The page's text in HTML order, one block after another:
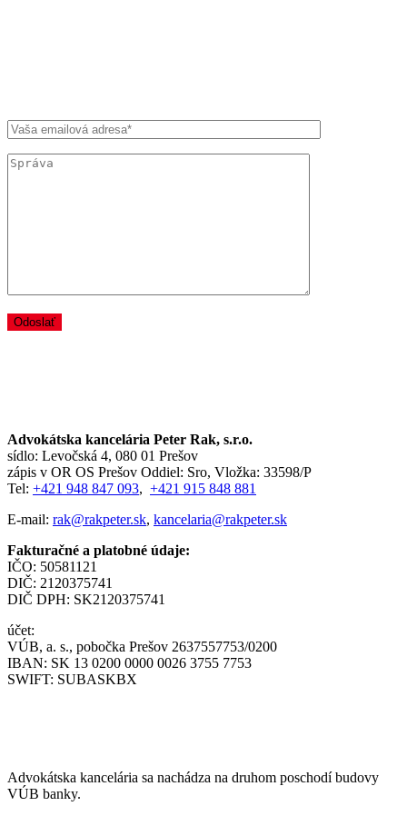
Advokátska kancelária Peter Rak, s.r.o.
sídlo: Levočská 4, 080 01 Prešov
zápis v OR OS Prešov Oddiel: Sro, Vložka: 33598/P
Tel: +421 948 847 093, +421 915 848 881
E-mail: rak@rakpeter.sk, kancelaria@rakpeter.sk
Fakturačné a platobné údaje:
IČO: 50581121
DIČ: 2120375741
DIČ DPH: SK2120375741
účet:
VÚB, a. s., pobočka Prešov 2637557753/0200
IBAN: SK 13 0200 0000 0026 3755 7753
SWIFT: SUBASKBX
Advokátska kancelária sa nachádza na druhom poschodí budovy
VÚB banky.